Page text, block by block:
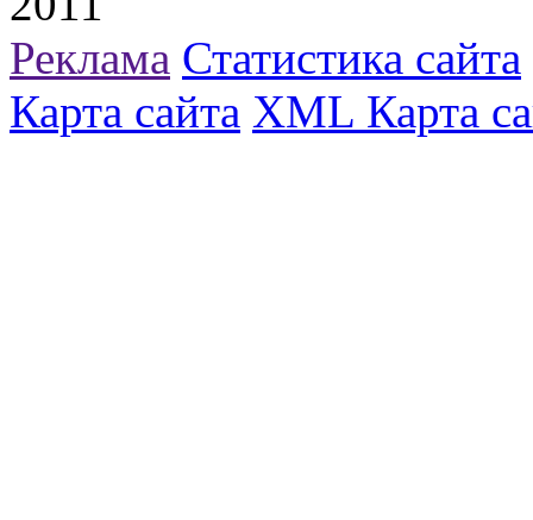
Реклама Статистика сайта
Карта сайта XML Карта